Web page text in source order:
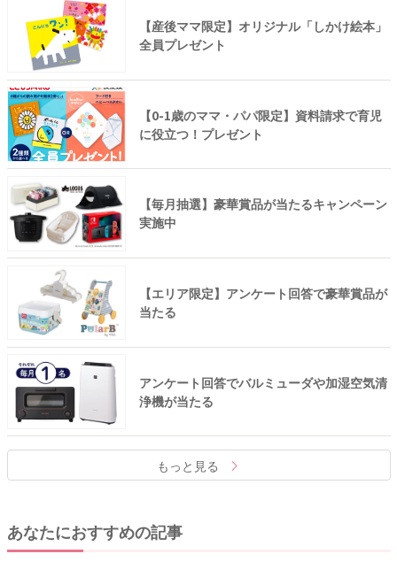
【産後ママ限定】オリジナル「しかけ絵本」
全員プレゼント
【0-1歳のママ・パパ限定】資料請求で育児
に役立つ！プレゼント
【毎月抽選】豪華賞品が当たるキャンペーン
実施中
【エリア限定】アンケート回答で豪華賞品が
当たる
アンケート回答でバルミューダや加湿空気清
浄機が当たる
もっと見る
あなたにおすすめの記事